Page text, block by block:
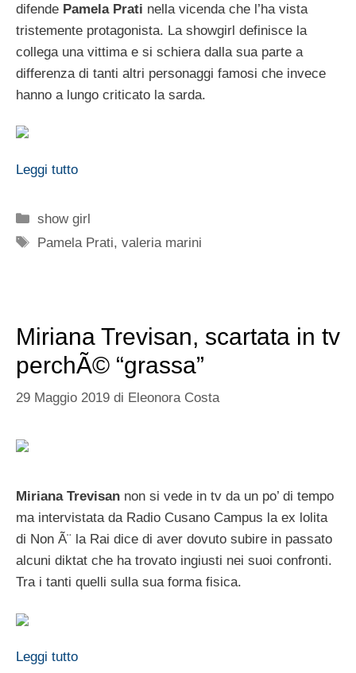
difende Pamela Prati nella vicenda che l’ha vista
tristemente protagonista. La showgirl definisce la
collega una vittima e si schiera dalla sua parte a
differenza di tanti altri personaggi famosi che invece
hanno a lungo criticato la sarda.
Leggi tutto
Categorie
show girl
Tag
Pamela Prati,valeria marini
Miriana Trevisan, scartata in tv
perchÃ© “grassa”
29 Maggio 2019 di Eleonora Costa
Miriana Trevisan non si vede in tv da un po’ di tempo
ma intervistata da Radio Cusano Campus la ex lolita
di Non Ã¨ la Rai dice di aver dovuto subire in passato
alcuni diktat che ha trovato ingiusti nei suoi confronti.
Tra i tanti quelli sulla sua forma fisica.
Leggi tutto